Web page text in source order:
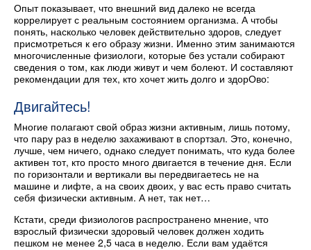
Опыт показывает, что внешний вид далеко не всегда
коррелирует с реальным состоянием организма. А чтобы
понять, насколько человек действительно здоров, следует
присмотреться к его образу жизни. Именно этим занимаются
многочисленные физиологи, которые без устали собирают
сведения о том, как люди живут и чем болеют. И составляют
рекомендации для тех, кто хочет жить долго и здорОво:
Двигайтесь!
Многие полагают свой образ жизни активным, лишь потому,
что пару раз в неделю захаживают в спортзал. Это, конечно,
лучше, чем ничего, однако следует понимать, что куда более
активен тот, кто просто много двигается в течение дня. Если
по горизонтали и вертикали вы передвигаетесь не на
машине и лифте, а на своих двоих, у вас есть право считать
себя физически активным. А нет, так нет…
Кстати, среди физиологов распространено мнение, что
взрослый физически здоровый человек должен ходить
пешком не менее 2,5 часа в неделю. Если вам удаётся